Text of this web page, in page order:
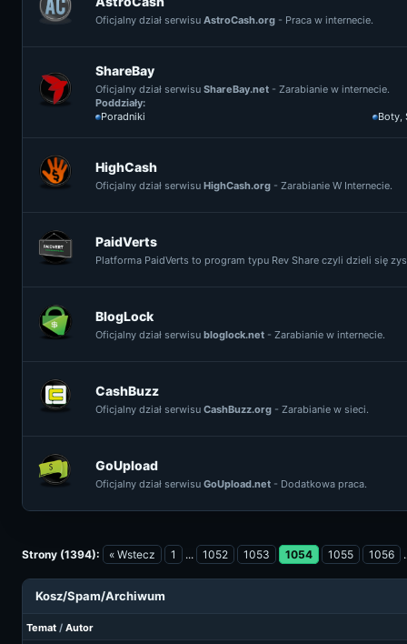
Oficjalny dział serwisu AstroCash.org - Praca w internecie.
ShareBay
Oficjalny dział serwisu ShareBay.net - Zarabianie w internecie.
Poddziały:
Poradniki
Boty,
HighCash
Oficjalny dział serwisu HighCash.org - Zarabianie W Internecie.
PaidVerts
Platforma PaidVerts to program typu Rev Share czyli dzieli się
BlogLock
Oficjalny dział serwisu bloglock.net - Zarabianie w internecie.
CashBuzz
Oficjalny dział serwisu CashBuzz.org - Zarabianie w sieci.
GoUpload
Oficjalny dział serwisu GoUpload.net - Dodatkowa praca.
Strony (1394): « Wstecz 1 ... 1052 1053 1054 1055 1056
Kosz/Spam/Archiwum
Temat / Autor